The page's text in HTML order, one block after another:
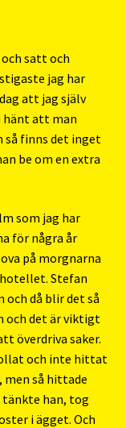
satt och
jag har
att jag själv
hänt att man
finns det inget
be om en extra
som jag har
för några år
på morgnarna
Stefan
då blir det så
och det är viktigt
överdriva saker.
och inte hittat
men så hittade
tänkte han, tog
i ägget. Och